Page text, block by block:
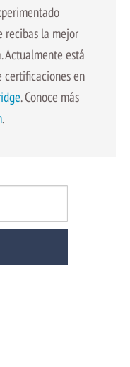
recibas la mejor
Actualmente está
certificaciones en
. Conoce más
.